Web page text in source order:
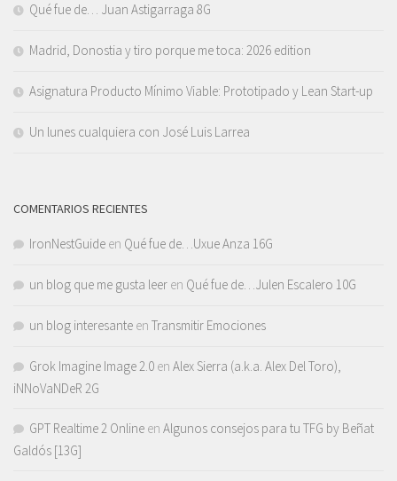
Qué fue de… Juan Astigarraga 8G
Madrid, Donostia y tiro porque me toca: 2026 edition
Asignatura Producto Mínimo Viable: Prototipado y Lean Start-up
Un lunes cualquiera con José Luis Larrea
COMENTARIOS RECIENTES
IronNestGuide en Qué fue de…Uxue Anza 16G
un blog que me gusta leer en Qué fue de…Julen Escalero 10G
un blog interesante en Transmitir Emociones
Grok Imagine Image 2.0 en Alex Sierra (a.k.a. Alex Del Toro),
iNNoVaNDeR 2G
GPT Realtime 2 Online en Algunos consejos para tu TFG by Beñat
Galdós [13G]